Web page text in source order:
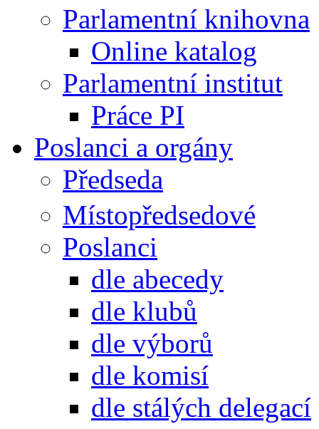
Parlamentní knihovna
Online katalog
Parlamentní institut
Práce PI
Poslanci a orgány
Předseda
Místopředsedové
Poslanci
dle abecedy
dle klubů
dle výborů
dle komisí
dle stálých delegací